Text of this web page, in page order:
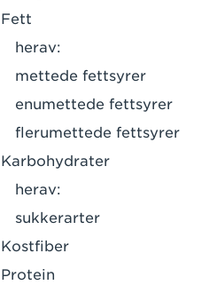
Fett
herav:
mettede fettsyrer
enumettede fettsyrer
flerumettede fettsyrer
Karbohydrater
herav:
sukkerarter
Kostfiber
Protein